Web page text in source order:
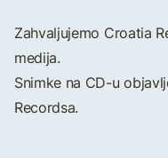
Zahvaljujemo Croatia
medija.
Snimke na CD-u
Recordsa.